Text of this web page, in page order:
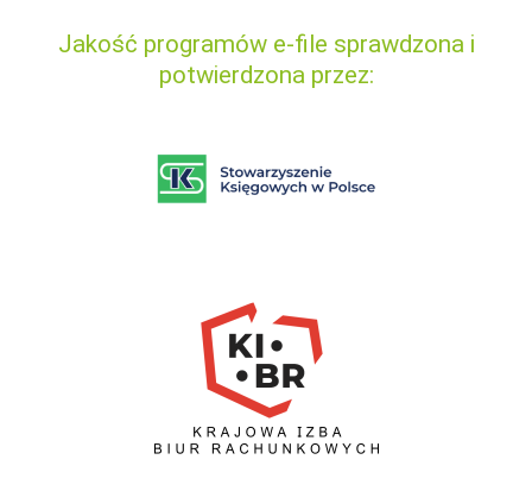
Jakość programów e-file sprawdzona i
potwierdzona przez: